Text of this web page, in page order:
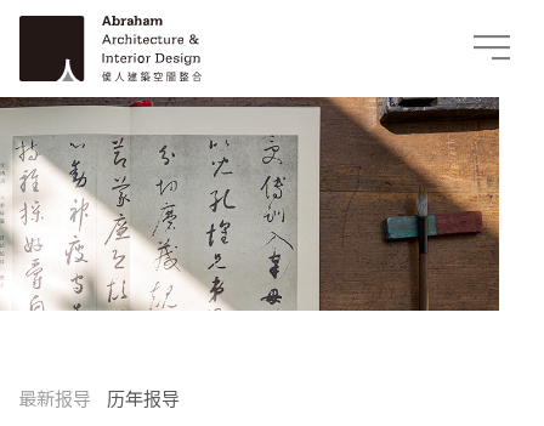
最新报导 历年报导